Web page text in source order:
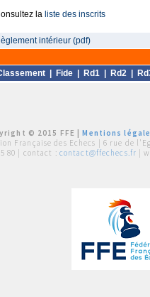
la liste des inscrits
intérieur (pdf)
Fide Rd1 Rd2
© 2015 FFE |Mentions
Française des Echecs | 6 rue de
80 | contact : contact@ffechecs.fr |